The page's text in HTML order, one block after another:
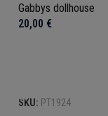
Gabbys dollhouse
20,00 €
SKU: PT1924